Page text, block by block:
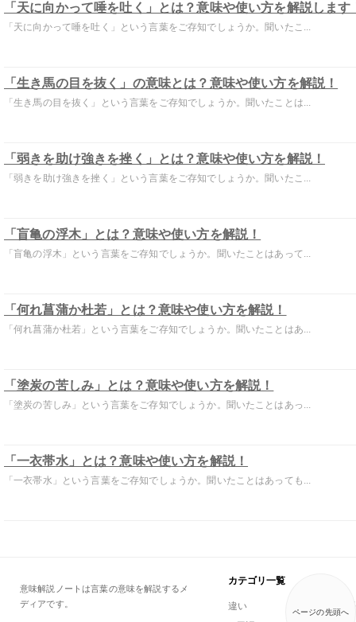
「天に向かって唾を吐く」とは？意味や使い方を解説します
「天に向かって唾を吐く」という言葉をご存知でしょうか。聞いたこ...
「生き馬の目を抜く」の意味とは？意味や使い方を解説！
「生き馬の目を抜く」という言葉をご存知でしょうか。聞いたことは...
「弱きを助け強きを挫く」とは？意味や使い方を解説！
「弱きを助け強きを挫く」という言葉をご存知でしょうか。聞いたこ...
「盲亀の浮木」とは？意味や使い方を解説！
「盲亀の浮木」という言葉をご存知でしょうか。聞いたことはあって...
「何れ菖蒲か杜若」とは？意味や使い方を解説！
「何れ菖蒲か杜若」という言葉をご存知でしょうか。聞いたことはあ...
「塗炭の苦しみ」とは？意味や使い方を解説！
「塗炭の苦しみ」という言葉をご存知でしょうか。聞いたことはあっ...
「一衣帯水」とは？意味や使い方を解説！
「一衣帯水」という言葉をご存知でしょうか。聞いたことはあっても...
ページの先頭へ
意味解説ノートは言葉の意味を解説するメ
ディアです。
カテゴリ一覧
違い
一般用語